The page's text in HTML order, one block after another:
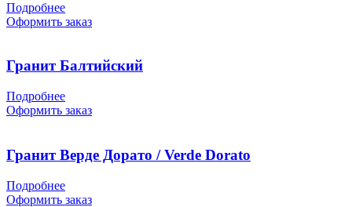
Подробнее
Оформить заказ
Гранит Балтийский
Подробнее
Оформить заказ
Гранит Верде Дорато / Verde Dorato
Подробнее
Оформить заказ